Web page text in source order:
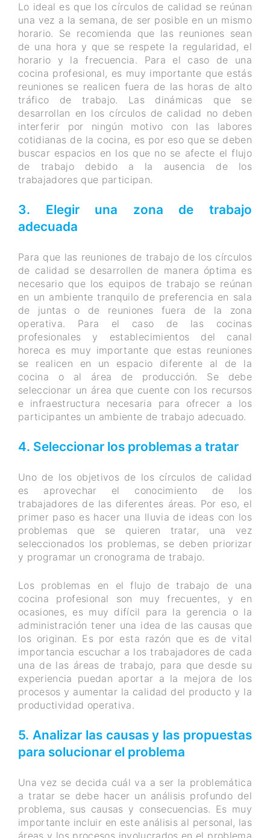
Lo ideal es que los círculos de calidad se reúnan
una vez a la semana, de ser posible en un mismo
horario. Se recomienda que las reuniones sean
de una hora y que se respete la regularidad, el
horario y la frecuencia. Para el caso de una
cocina profesional, es muy importante que estás
reuniones se realicen fuera de las horas de alto
tráfico de trabajo. Las dinámicas que se
desarrollan en los círculos de calidad no deben
interferir por ningún motivo con las labores
cotidianas de la cocina, es por eso que se deben
buscar espacios en los que no se afecte el flujo
de trabajo debido a la ausencia de los
trabajadores que participan.
3. Elegir una zona de trabajo
adecuada
Para que las reuniones de trabajo de los círculos
de calidad se desarrollen de manera óptima es
necesario que los equipos de trabajo se reúnan
en un ambiente tranquilo de preferencia en sala
de juntas o de reuniones fuera de la zona
operativa. Para el caso de las cocinas
profesionales y establecimientos del canal
horeca es muy importante que estas reuniones
se realicen en un espacio diferente al de la
cocina o al área de producción. Se debe
seleccionar un área que cuente con los recursos
e infraestructura necesaria para ofrecer a los
participantes un ambiente de trabajo adecuado.
4. Seleccionar los problemas a tratar
Uno de los objetivos de los círculos de calidad
es aprovechar el conocimiento de los
trabajadores de las diferentes áreas. Por eso, el
primer paso es hacer una lluvia de ideas con los
problemas que se quieren tratar, una vez
seleccionados los problemas, se deben priorizar
y programar un cronograma de trabajo.
Los problemas en el flujo de trabajo de una
cocina profesional son muy frecuentes, y en
ocasiones, es muy difícil para la gerencia o la
administración tener una idea de las causas que
los originan. Es por esta razón que es de vital
importancia escuchar a los trabajadores de cada
una de las áreas de trabajo, para que desde su
experiencia puedan aportar a la mejora de los
procesos y aumentar la calidad del producto y la
productividad operativa.
5. Analizar las causas y las propuestas
para solucionar el problema
Una vez se decida cuál va a ser la problemática
a tratar se debe hacer un análisis profundo del
problema, sus causas y consecuencias. Es muy
importante incluir en este análisis al personal, las
áreas y los procesos involucrados en el problema